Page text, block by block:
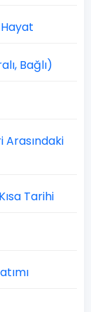
Hayat
Bağlı)
Arasındaki
Tarihi